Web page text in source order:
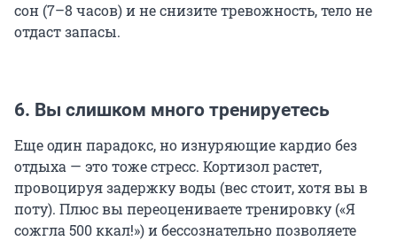
сон (7–8 часов) и не снизите тревожность, тело не
отдаст запасы.
6. Вы слишком много тренируетесь
Еще один парадокс, но изнуряющие кардио без
отдыха — это тоже стресс. Кортизол растет,
провоцируя задержку воды (вес стоит, хотя вы в
поту). Плюс вы переоцениваете тренировку («Я
сожгла 500 ккал!») и бессознательно позволяете